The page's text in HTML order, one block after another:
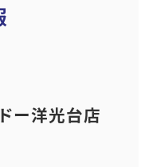
ー洋光台店